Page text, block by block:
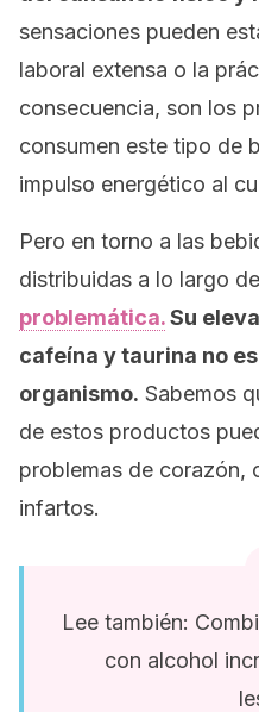
sensaciones pueden
laboral extensa o la
consecuencia, son los
consumen este tipo de
impulso energético al
Pero en torno a las
distribuidas a lo largo
problemática.Su
cafeína y taurina no
organismo. Sabemos
de estos productos
problemas de corazón,
infartos.
Lee también:
con alcohol